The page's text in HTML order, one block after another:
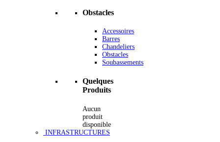
Obstacles
Accessoires
Barres
Chandeliers
Obstacles
Soubassements
Quelques
Produits
Aucun
produit
disponible
INFRASTRUCTURES